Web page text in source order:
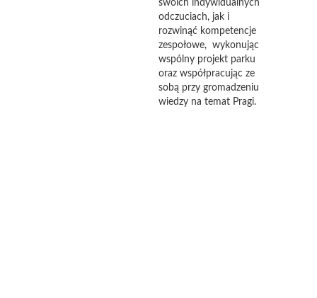
swoich indywidualnych
odczuciach, jak i
rozwinąć kompetencje
zespołowe, wykonując
wspólny projekt parku
oraz współpracując ze
sobą przy gromadzeniu
wiedzy na temat Pragi.